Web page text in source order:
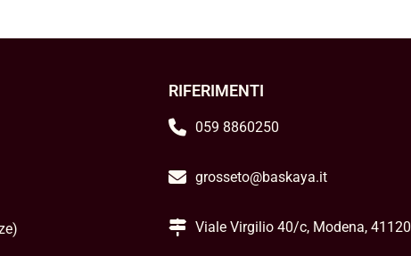
)
RIFERIMENTI
059 8860250
grosseto@baskaya.it
Viale Virgilio 40/c, Modena, 41120